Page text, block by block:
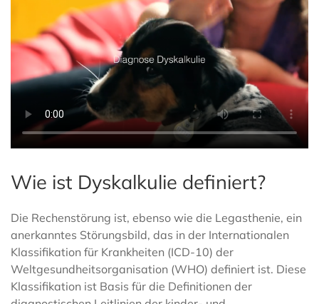
Wie ist Dyskalkulie definiert?
Die Rechenstörung ist, ebenso wie die Legasthenie, ein
anerkanntes Störungsbild, das in der Internationalen
Klassifikation für Krankheiten (ICD-10) der
Weltgesundheitsorganisation (WHO) definiert ist. Diese
Klassifikation ist Basis für die Definitionen der